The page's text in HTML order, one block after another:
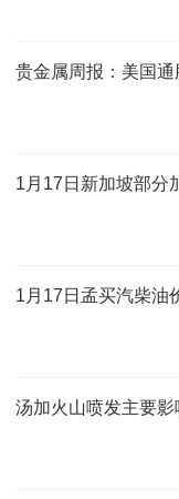
贵金属周报：美国
1月17日新加坡部分
1月17日孟买汽柴油
汤加火山喷发主要